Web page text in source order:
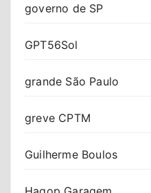
governo de SP
GPT56Sol
grande São Paulo
greve CPTM
Guilherme Boulos